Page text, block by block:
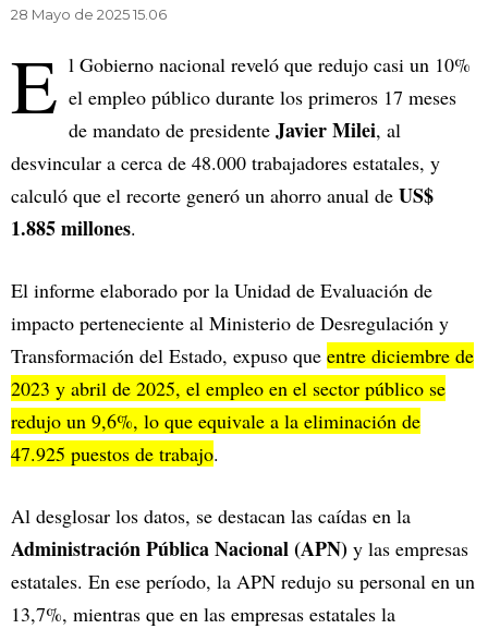
28 Mayo de 2025 15.06
E l Gobierno nacional reveló que redujo casi un 10%
el empleo público durante los primeros 17 meses
de mandato de presidente Javier Milei, al
desvincular a cerca de 48.000 trabajadores estatales, y
calculó que el recorte generó un ahorro anual de US$
1.885 millones.
El informe elaborado por la Unidad de Evaluación de
impacto perteneciente al Ministerio de Desregulación y
Transformación del Estado, expuso que entre diciembre de
2023 y abril de 2025, el empleo en el sector público se
redujo un 9,6%, lo que equivale a la eliminación de
47.925 puestos de trabajo.
Al desglosar los datos, se destacan las caídas en la
Administración Pública Nacional (APN) y las empresas
estatales. En ese período, la APN redujo su personal en un
13,7%, mientras que en las empresas estatales la